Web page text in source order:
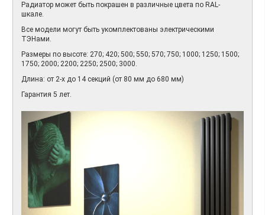
Радиатор может быть покрашен в различные цвета по RAL-
шкале.
Все модели могут быть укомплектованы электрическими
ТЭНами.
Размеры по высоте: 270; 420; 500; 550; 570; 750; 1000; 1250; 1500;
1750; 2000; 2200; 2250; 2500; 3000.
Длина: от 2-х до 14 секций (от 80 мм до 680 мм)
Гарантия 5 лет.